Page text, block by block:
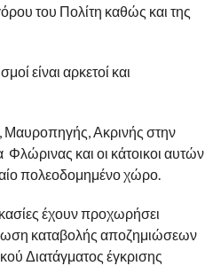
του Πολίτη καθώς και της
είναι αρκετοί και
Μαυροπηγής, Ακρινής στην
και οι κάτοικοι αυτών
πολεοδομημένο χώρο.
έχουν προχωρήσει
καταβολής αποζημιώσεων
Διατάγματος έγκρισης